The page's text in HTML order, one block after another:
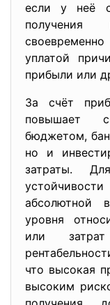
если у неё
получения
уплатой
прибыли или
За счёт
повышает
бюджетом,
но и
затраты.
абсолютной
уровня
или
что высокая
высоким